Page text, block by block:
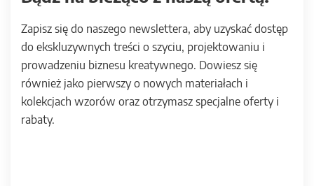
Zapisz się do naszego newslettera, aby uzyskać dostęp
do ekskluzywnych treści o szyciu, projektowaniu i
prowadzeniu biznesu kreatywnego. Dowiesz się
również jako pierwszy o nowych materiałach i
kolekcjach wzorów oraz otrzymasz specjalne oferty i
rabaty.